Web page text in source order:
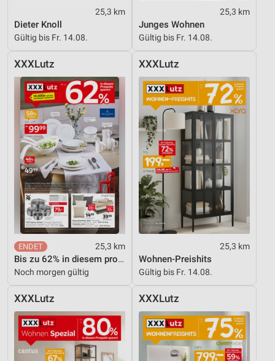
25,3 km
Dieter Knoll
Gültig bis Fr. 14.08.
25,3 km
Junges Wohnen
Gültig bis Fr. 14.08.
XXXLutz
25,3 km
Bis zu 62% in diesem prospekt
Noch morgen gültig
XXXLutz
25,3 km
Wohnen-Preishits
Gültig bis Fr. 14.08.
XXXLutz XXXLutz